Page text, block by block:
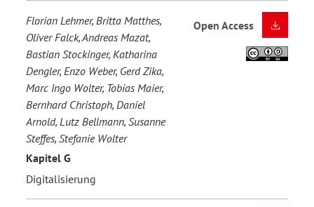
Florian Lehmer, Britta Matthes,
Oliver Falck, Andreas Mazat,
Bastian Stockinger, Katharina
Dengler, Enzo Weber, Gerd Zika,
Marc Ingo Wolter, Tobias Maier,
Bernhard Christoph, Daniel
Arnold, Lutz Bellmann, Susanne
Steffes, Stefanie Wolter
Kapitel G
Digitalisierung
Open Access